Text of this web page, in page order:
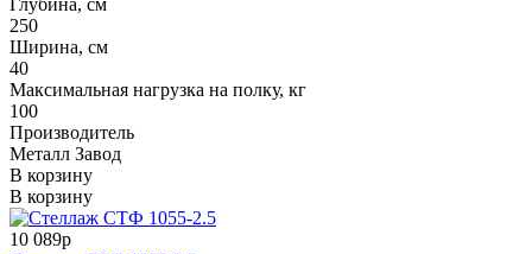
250
Ширина, см
40
Максимальная нагрузка на полку, кг
100
Производитель
Металл Завод
В корзину
В корзину
10 089р